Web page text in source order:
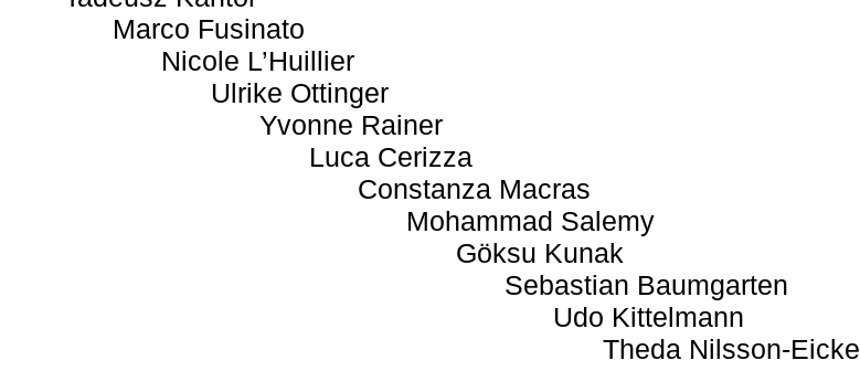
Marco Fusinato
Nicole L’Huillier
Ulrike Ottinger
Yvonne Rainer
Luca Cerizza
Constanza Macras
Mohammad Salemy
Göksu Kunak
Sebastian Baumgarten
Udo Kittelmann
Theda Nilsson-Eicke